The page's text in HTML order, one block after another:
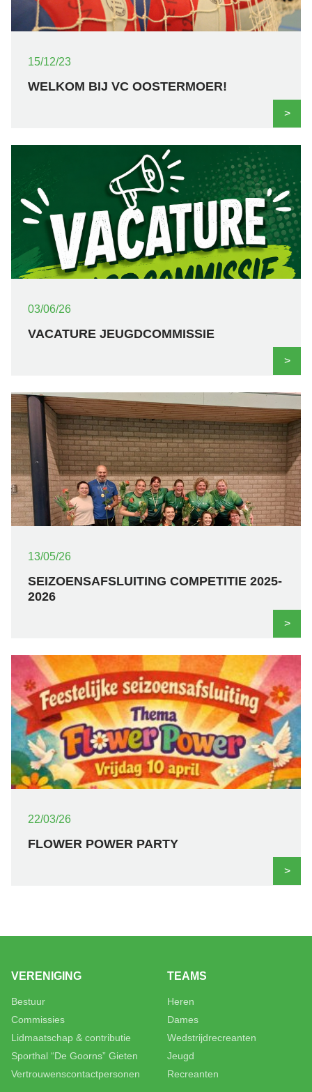
15/12/23
WELKOM BIJ VC OOSTERMOER!
>
03/06/26
VACATURE JEUGDCOMMISSIE
>
13/05/26
SEIZOENSAFSLUITING COMPETITIE 2025-
2026
>
22/03/26
FLOWER POWER PARTY
>
VERENIGING
Bestuur
Commissies
Lidmaatschap & contributie
Sporthal “De Goorns” Gieten
Vertrouwenscontactpersonen
TEAMS
Heren
Dames
Wedstrijdrecreanten
Jeugd
Recreanten